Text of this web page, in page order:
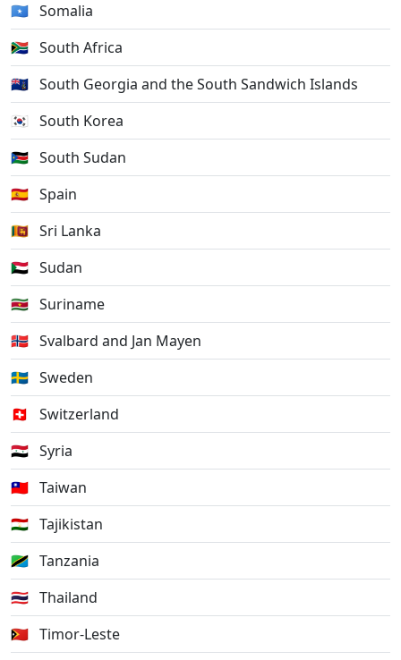
🇸🇴 Somalia
🇿🇦 South Africa
🇬🇸 South Georgia and the South Sandwich Islands
🇰🇷 South Korea
🇸🇸 South Sudan
🇪🇸 Spain
🇱🇰 Sri Lanka
🇸🇩 Sudan
🇸🇷 Suriname
🇸🇯 Svalbard and Jan Mayen
🇸🇪 Sweden
🇨🇭
Switzerland
🇸🇾 Syria
🇹🇼 Taiwan
🇹🇯 Tajikistan
🇹🇿 Tanzania
🇹🇭 Thailand
🇹🇱 Timor-Leste